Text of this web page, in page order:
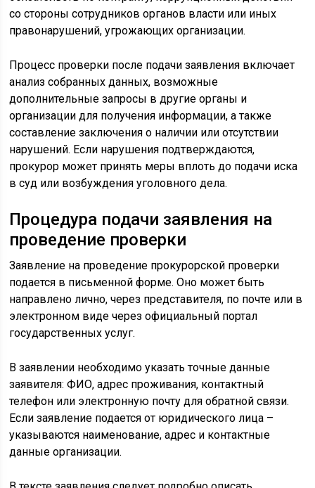
со стороны сотрудников органов власти или иных
правонарушений, угрожающих организации.
Процесс проверки после подачи заявления включает
анализ собранных данных, возможные
дополнительные запросы в другие органы и
организации для получения информации, а также
составление заключения о наличии или отсутствии
нарушений. Если нарушения подтверждаются,
прокурор может принять меры вплоть до подачи иска
в суд или возбуждения уголовного дела.
Процедура подачи заявления на
проведение проверки
Заявление на проведение прокурорской проверки
подается в письменной форме. Оно может быть
направлено лично, через представителя, по почте или в
электронном виде через официальный портал
государственных услуг.
В заявлении необходимо указать точные данные
заявителя: ФИО, адрес проживания, контактный
телефон или электронную почту для обратной связи.
Если заявление подается от юридического лица –
указываются наименование, адрес и контактные
данные организации.